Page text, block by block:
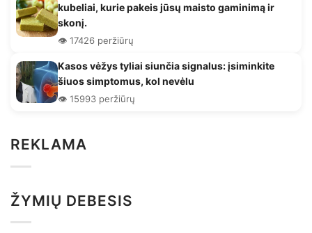
kubeliai, kurie pakeis jūsų maisto gaminimą ir
skonį.
👁️ 17426 peržiūrų
Kasos vėžys tyliai siunčia signalus: įsiminkite
šiuos simptomus, kol nevėlu
👁️ 15993 peržiūrų
REKLAMA
ŽYMIŲ DEBESIS